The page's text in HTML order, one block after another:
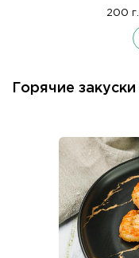
200 г.
Горячие закуски